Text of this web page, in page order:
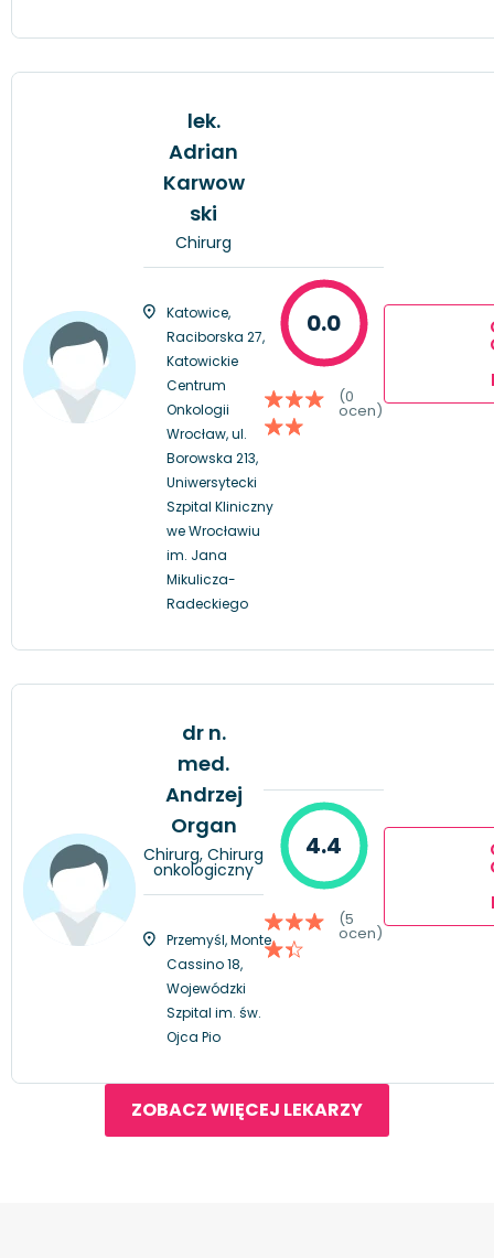
lek.
Adrian
Karwow
ski
Chirurg
Katowice,
Raciborska 27,
Katowickie
Centrum
Onkologii
Wrocław, ul.
Borowska 213,
Uniwersytecki
Szpital Kliniczny
we Wrocławiu
im. Jana
Mikulicza-
Radeckiego
0.0
(0
ocen)
dr n.
med.
Andrzej
Organ
Chirurg, Chirurg
onkologiczny
Przemyśl, Monte
Cassino 18,
Wojewódzki
Szpital im. św.
Ojca Pio
4.4
(5
ocen)
ZOBACZ WIĘCEJ LEKARZY